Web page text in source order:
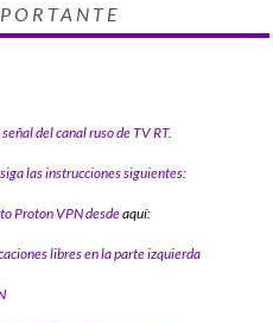
del canal ruso de TV RT.
las instrucciones siguientes:
Proton VPN desdeaquí:
libres en la parte izquierda